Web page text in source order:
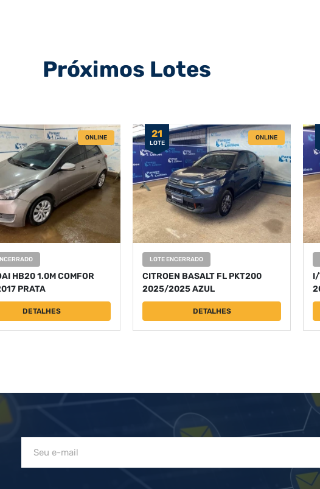
Próximos Lotes
ONLINE
HB20 1.0M COMFOR
PRATA
DETALHES
21
LOTE
ONLINE
LOTE ENCERRADO
CITROEN BASALT FL PKT200
2025/2025 AZUL
DETALHES
I/